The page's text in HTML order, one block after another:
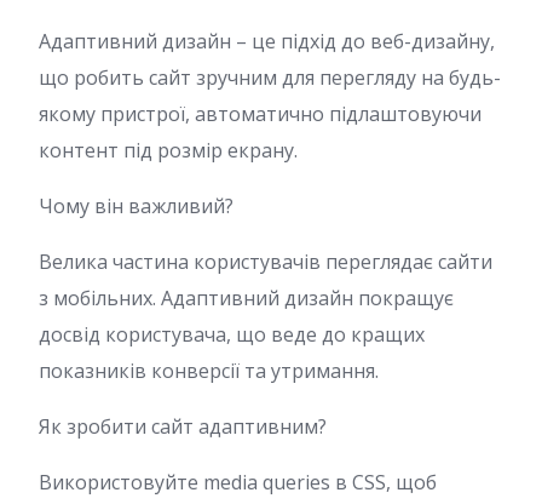
Адаптивний дизайн – це підхід до веб-дизайну,
що робить сайт зручним для перегляду на будь-
якому пристрої, автоматично підлаштовуючи
контент під розмір екрану.
Чому він важливий?
Велика частина користувачів переглядає сайти
з мобільних. Адаптивний дизайн покращує
досвід користувача, що веде до кращих
показників конверсії та утримання.
Як зробити сайт адаптивним?
Використовуйте media queries в CSS, щоб